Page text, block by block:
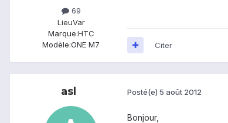
69
LieuVar
Marque:HTC
Modèle:ONE M7 Citer
asl Posté(e) 5 août 2012
Bonjour,